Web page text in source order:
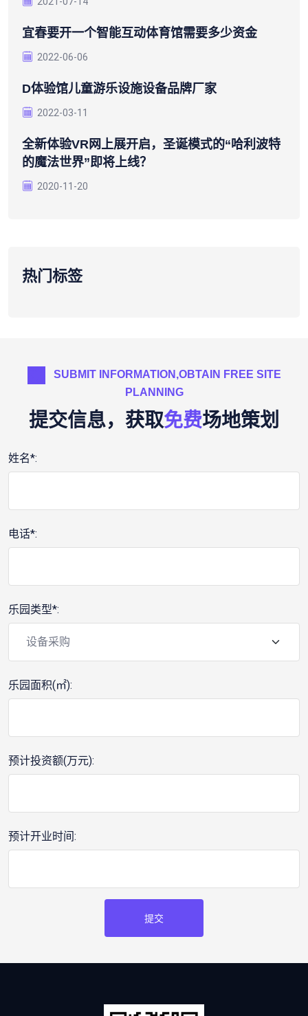
宜春要开一个智能互动体育馆需要多少资金
2022-06-06
D体验馆儿童游乐设施设备品牌厂家
2022-03-11
全新体验VR网上展开启，圣诞模式的“哈利波特
的魔法世界”即将上线？
2020-11-20
热门标签
SUBMIT INFORMATION,OBTAIN FREE SITE
PLANNING
提交信息，获取免费场地策划
姓名*:
电话*:
乐园类型*:
乐园面积(㎡):
预计投资额(万元):
预计开业时间:
提交